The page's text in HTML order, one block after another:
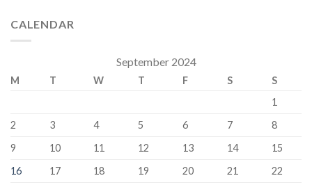
CALENDAR
September 2024
M T W T F S
S
1
2
3 4 5 6 7
8
9
10 11 12 13 14
15
16
17 18 19 20 21
22